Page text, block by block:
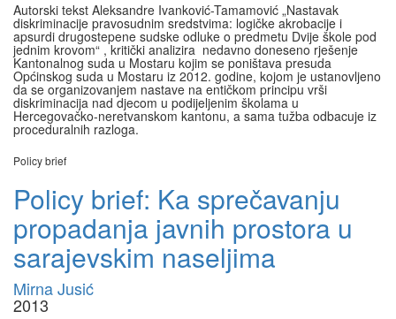
Autorski tekst Aleksandre Ivanković-Tamamović „Nastavak
diskriminacije pravosudnim sredstvima: logičke akrobacije i
apsurdi drugostepene sudske odluke o predmetu Dvije škole pod
jednim krovom“ , kritički analizira nedavno doneseno rješenje
Kantonalnog suda u Mostaru kojim se poništava presuda
Općinskog suda u Mostaru iz 2012. godine, kojom je ustanovljeno
da se organizovanjem nastave na entičkom principu vrši
diskriminacija nad djecom u podijeljenim školama u
Hercegovačko-neretvanskom kantonu, a sama tužba odbacuje iz
proceduralnih razloga.
Policy brief
Policy brief: Ka sprečavanju
propadanja javnih prostora u
sarajevskim naseljima
Mirna Jusić
2013